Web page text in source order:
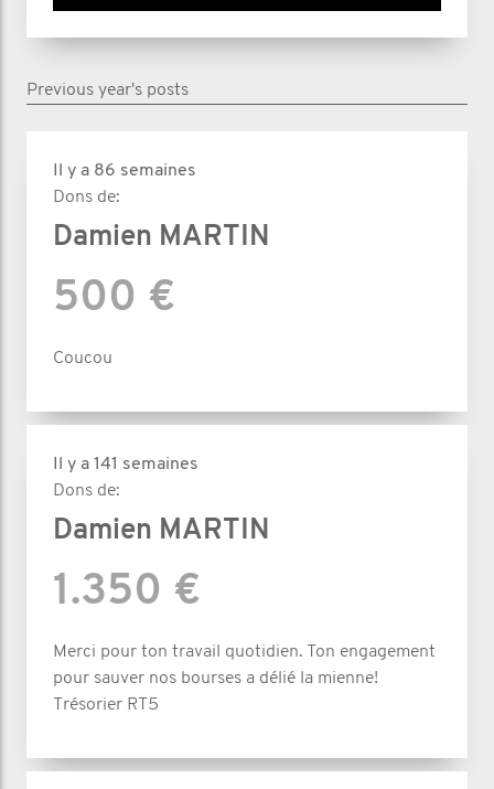
Previous year's posts
Il y a 86 semaines
Dons de:
Damien MARTIN
500 €
Coucou
Il y a 141 semaines
Dons de:
Damien MARTIN
1.350 €
Merci pour ton travail quotidien. Ton engagement
pour sauver nos bourses a délié la mienne!
Trésorier RT5